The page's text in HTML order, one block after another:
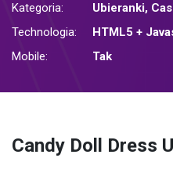
Kategoria: Ubieranki,
Technologia:
HTML5 +
Mobile:
Tak
Candy Doll Dress